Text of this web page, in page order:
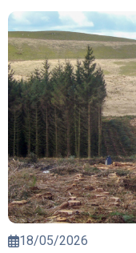
18/05/2026